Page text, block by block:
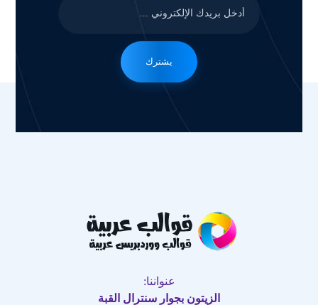
يشترك
عنواننا:
الزيتون بجوار سنترال القبة